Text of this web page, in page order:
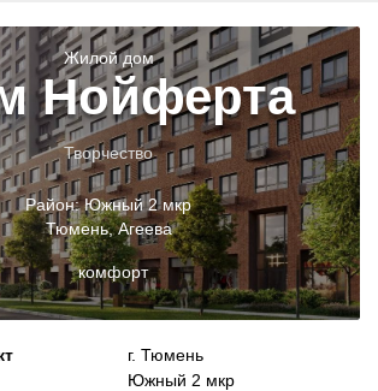
Жилой дом
Нойферта
Творчество
Район:Южный 2 мкр
Тюмень,Агеева
комфорт
г. Тюмень
Южный 2 мкр